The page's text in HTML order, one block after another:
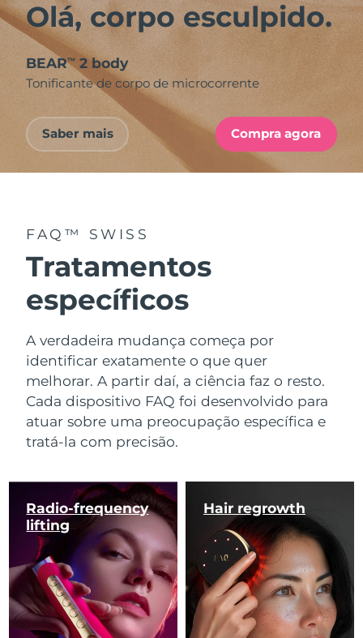
Olá, corpo esculpido.
BEAR™ 2 body
Tonificante de corpo de microcorrente
Saber mais Compra agora
FAQ™ SWISS
Tratamentos
específicos
A verdadeira mudança começa por
identificar exatamente o que quer
melhorar. A partir daí, a ciência faz o resto.
Cada dispositivo FAQ foi desenvolvido para
atuar sobre uma preocupação específica e
tratá-la com precisão.
Radio-frequency
lifting
Hair regrowth